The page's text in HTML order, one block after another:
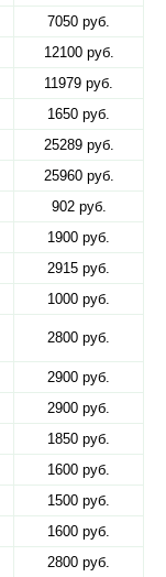
7050 руб.
12100 руб.
11979 руб.
1650 руб.
25289 руб.
25960 руб.
902 руб.
1900 руб.
2915 руб.
1000 руб.
2800 руб.
2900 руб.
2900 руб.
1850 руб.
1600 руб.
1500 руб.
1600 руб.
2800 руб.